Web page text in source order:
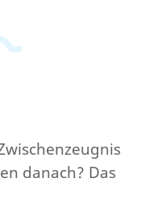
danach? Das